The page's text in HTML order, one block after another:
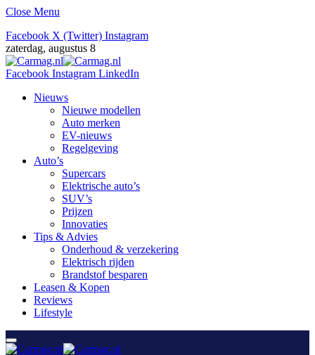
Close Menu
Facebook X (Twitter) Instagram
zaterdag, augustus 8
Facebook Instagram LinkedIn
Nieuws
Nieuwe modellen
Auto merken
EV-nieuws
Regelgeving
Auto’s
Supercars
Elektrische auto’s
SUV’s
Prijzen
Innovaties
Tips & Advies
Onderhoud & verzekering
Elektrisch rijden
Brandstof besparen
Leasen & Kopen
Reviews
Lifestyle